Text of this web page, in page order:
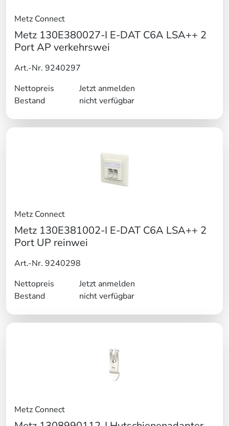
Metz Connect
Metz 130E380027-I E-DAT C6A LSA++ 2
Port AP verkehrswei
Art.-Nr. 9240297
Nettopreis
Jetzt anmelden
Bestand
nicht verfügbar
Metz Connect
Metz 130E381002-I E-DAT C6A LSA++ 2
Port UP reinwei
Art.-Nr. 9240298
Nettopreis
Jetzt anmelden
Bestand
nicht verfügbar
Metz Connect